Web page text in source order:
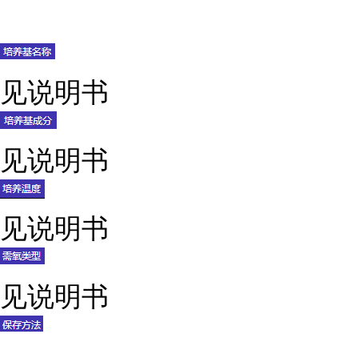
见说明书
见说明书
见说明书
见说明书